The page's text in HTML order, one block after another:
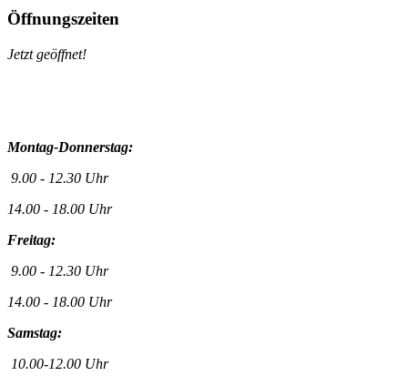
Öffnungszeiten
Jetzt geöffnet!
Montag-Donnerstag:
9.00 - 12.30 Uhr
14.00 - 18.00 Uhr
Freitag:
9.00 - 12.30 Uhr
14.00 - 18.00 Uhr
Samstag:
10.00-12.00 Uhr